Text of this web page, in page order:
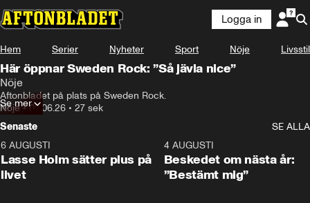
Logga in
Hem Serier Nyheter Sport Nöje Livsstil
Här öppnar Sweden Rock: ”Så jävla nice”
Nöje
Aftonbladet på plats på Sweden Rock.
Nöje•03.06.26 • 27 sek
Se mer
Senaste
SE ALLA
6 AUGUSTI
Lasse Holm sätter plus på
livet
4 AUGUSTI
Beskedet om nästa år:
”Bestämt mig”